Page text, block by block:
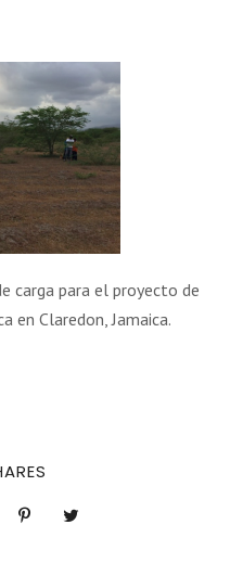
carga para el proyecto de
Claredon, Jamaica.